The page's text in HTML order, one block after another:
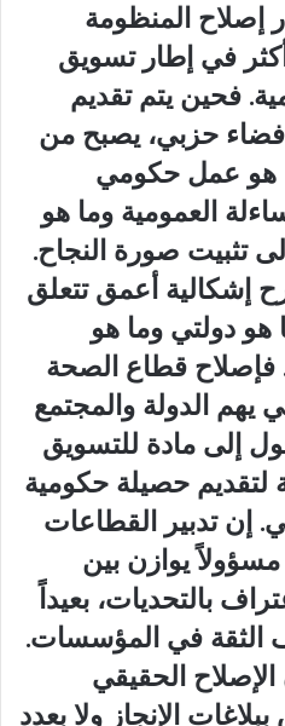
المنظومة
أكثر في إطار تسويق
فحين يتم تقديم
حزبي، يصبح من
هو عمل حكومي
العمومية وما هو
صورة النجاح.
إشكالية أعمق تتعلق
هو دولتي وما هو
قطاع الصحة
الدولة والمجتمع
إلى مادة للتسويق
لتقديم حصيلة حكومية
إن تدبير القطاعات
يوازن بين
بالتحديات، بعيداً
في المؤسسات.
الحقيقي
الإنجاز ولا بعدد